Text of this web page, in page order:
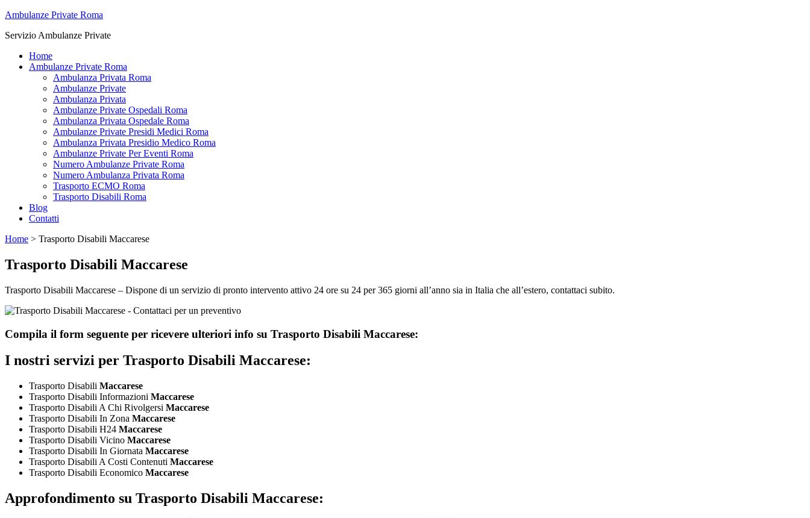
Ambulanze Private Roma
Servizio Ambulanze Private
Home
Ambulanze Private Roma
Ambulanza Privata Roma
Ambulanze Private
Ambulanza Privata
Ambulanze Private Ospedali Roma
Ambulanza Privata Ospedale Roma
Ambulanze Private Presidi Medici Roma
Ambulanza Privata Presidio Medico Roma
Ambulanze Private Per Eventi Roma
Numero Ambulanze Private Roma
Numero Ambulanza Privata Roma
Trasporto ECMO Roma
Trasporto Disabili Roma
Blog
Contatti
Home > Trasporto Disabili Maccarese
Trasporto Disabili Maccarese
Trasporto Disabili Maccarese – Dispone di un servizio di pronto intervento attivo 24 ore su 24 per 365 giorni all’anno sia in Italia che all’estero, contattaci subito.
Compila il form seguente per ricevere ulteriori info su Trasporto Disabili Maccarese:
I nostri servizi per Trasporto Disabili Maccarese:
Trasporto Disabili Maccarese
Trasporto Disabili Informazioni Maccarese
Trasporto Disabili A Chi Rivolgersi Maccarese
Trasporto Disabili In Zona Maccarese
Trasporto Disabili H24 Maccarese
Trasporto Disabili Vicino Maccarese
Trasporto Disabili In Giornata Maccarese
Trasporto Disabili A Costi Contenuti Maccarese
Trasporto Disabili Economico Maccarese
Approfondimento su Trasporto Disabili Maccarese: